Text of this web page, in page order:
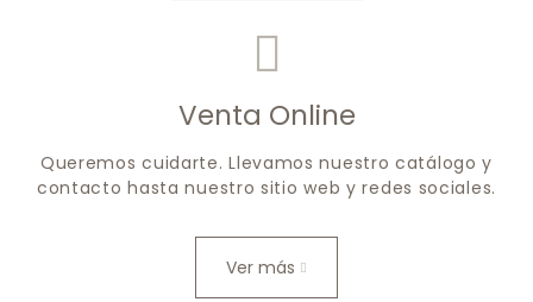
Venta Online
Queremos cuidarte. Llevamos nuestro catálogo y
contacto hasta nuestro sitio web y redes sociales.
Ver más